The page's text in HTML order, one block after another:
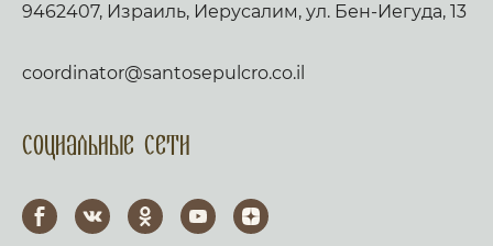
9462407, Израиль, Иерусалим, ул. Бен-Иегуда, 13
coordinator@santosepulcro.co.il
Социальные сети